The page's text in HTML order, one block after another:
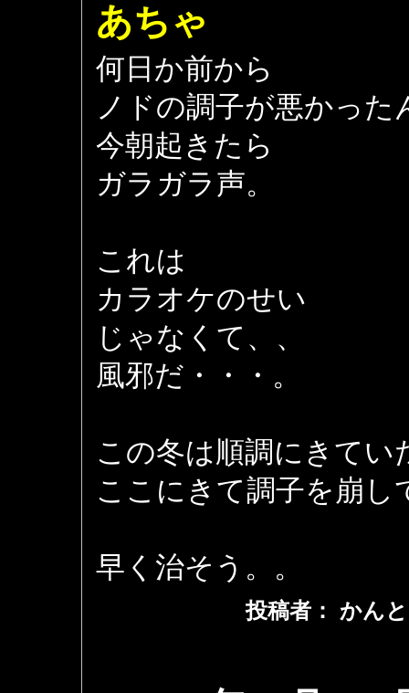
あちゃ
何日か前から
ノドの調子が悪かった
今朝起きたら
ガラガラ声。
これは
カラオケのせい
じゃなくて、、
風邪だ・・・。
この冬は順調にきてい
ここにきて調子を崩
早く治そう。。
投稿者： かん